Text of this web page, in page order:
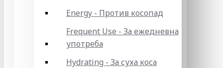
Energy - Против косопад
Frequent Use - За ежедневна
употреба
Hydrating - За суха коса